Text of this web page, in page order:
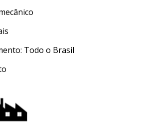
Todo o Brasil